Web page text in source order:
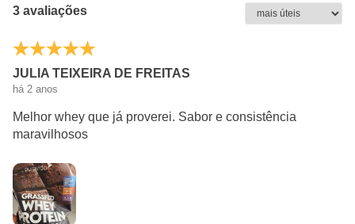
Polióis 4,4g
(*) Valores diários com base em uma dieta de 2000kcal
ou 8400kj. Seus valores podem ser maiores ou
energéticas.
(**) Valores diários não estabelecidos.
3 avaliações
JULIA TEIXEIRA DE FREITAS
há 2 anos
Melhor whey que já proverei. Sabor e consistência
maravilhosos